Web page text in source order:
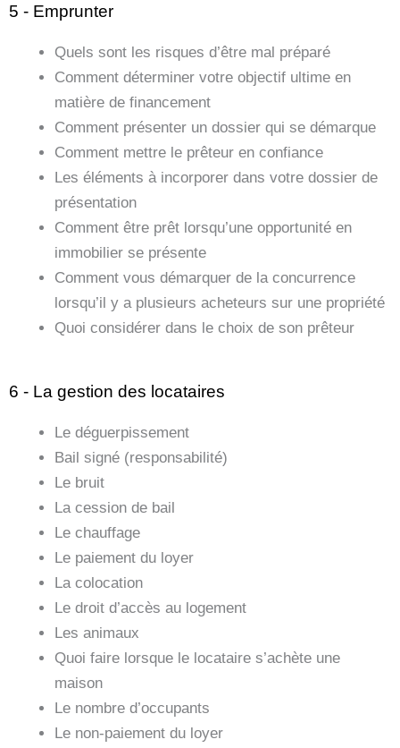
5 - Emprunter
Quels sont les risques d’être mal préparé
Comment déterminer votre objectif ultime en
matière de financement
Comment présenter un dossier qui se démarque
Comment mettre le prêteur en confiance
Les éléments à incorporer dans votre dossier de
présentation
Comment être prêt lorsqu’une opportunité en
immobilier se présente
Comment vous démarquer de la concurrence
lorsqu’il y a plusieurs acheteurs sur une propriété
Quoi considérer dans le choix de son prêteur
6 - La gestion des locataires
Le déguerpissement
Bail signé (responsabilité)
Le bruit
La cession de bail
Le chauffage
Le paiement du loyer
La colocation
Le droit d’accès au logement
Les animaux
Quoi faire lorsque le locataire s’achète une
maison
Le nombre d’occupants
Le non-paiement du loyer